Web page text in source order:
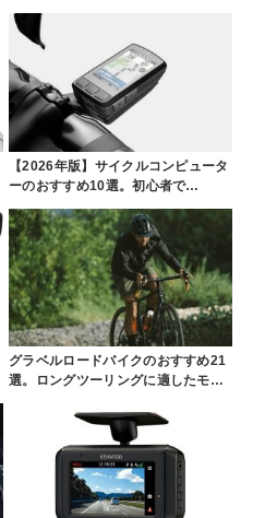
【2026年版】サイクルコンピュータ
ーのおすすめ10選。初心者で…
グラベルロードバイクのおすすめ21
選。ロングツーリングに適したモ…